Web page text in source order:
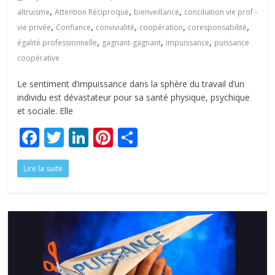
altruisme,Attention Réciproque, bienveillance, conciliation vie prof -
vie privée, Confiance, convivialité, coopération, coresponsabilité,
égalité professionnelle, gagnant-gagnant, impuissance, puissance
coopérative
Le sentiment d’impuissance dans la sphère du travail d’un
individu est dévastateur pour sa santé physique, psychique
et sociale. Elle
F
ac
e
o
o
k
T
w
itt
Li
dI
n
Pi
st er
Lire la suite